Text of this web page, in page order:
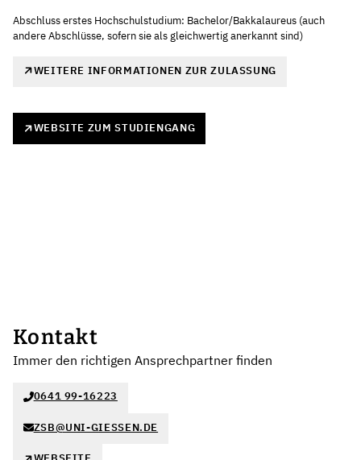
Abschluss erstes Hochschulstudium: Bachelor/Bakkalaureus (auch
andere Abschlüsse, sofern sie als gleichwertig anerkannt sind)
WEITERE INFORMATIONEN ZUR ZULASSUNG
WEBSITE ZUM STUDIENGANG
Kontakt
Immer den richtigen Ansprechpartner finden
0641 99-16223
ZSB@UNI-GIESSEN.DE